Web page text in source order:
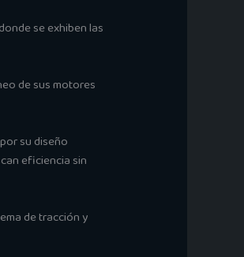
se exhiben las
de sus motores
su diseño
eficiencia sin
de tracción y